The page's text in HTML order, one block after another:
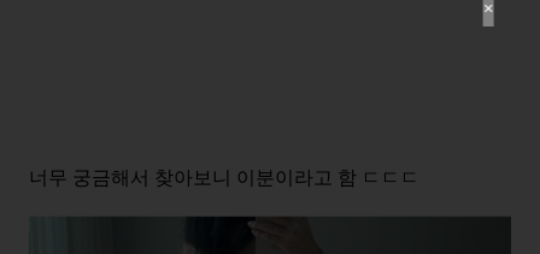
너무 궁금해서 찾아보니 이분이라고 함 ㄷㄷㄷ
✕